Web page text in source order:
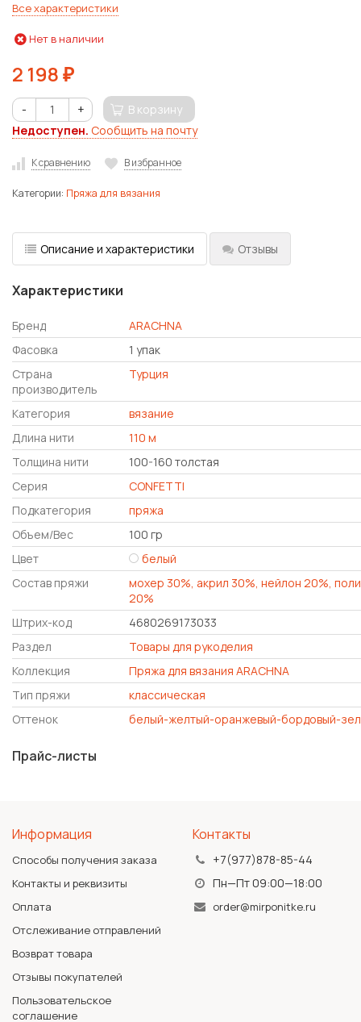
Все характеристики
Нет в наличии
2 198 ₽
- +
В корзину
Недоступен. Сообщить на почту
К сравнению В избранное
Категории: Пряжа для вязания
Описание и характеристики Отзывы
Характеристики
Бренд
ARACHNA
Фасовка
1 упак
Страна
производитель
Турция
Категория
вязание
Длина нити
110 м
Толщина нити
100-160 толстая
Серия
CONFETTI
Подкатегория
пряжа
Объем/Вес
100 гр
Цвет
белый
Состав пряжи
мохер 30%, акрил 30%, нейлон 20%,
20%
Штрих-код
4680269173033
Раздел
Товары для рукоделия
Коллекция
Пряжа для вязания ARACHNA
Тип пряжи
классическая
Оттенок
белый-желтый-оранжевый-бордовый-
Прайс-листы
Информация
Способы получения заказа
Контакты и реквизиты
Оплата
Отслеживание отправлений
Возврат товара
Отзывы покупателей
Пользовательское
соглашение
Контакты
+7(977)878-85-44
Пн—Пт 09:00—18:00
order@mirponitke.ru